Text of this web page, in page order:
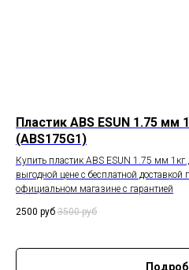
Пластик ABS ESUN 1.75 мм
(ABS175G1)
Купить пластик ABS ESUN 1.75 мм
выгодной цене с бесплатной
официальном магазине с гарантией
2500 руб 3500 руб